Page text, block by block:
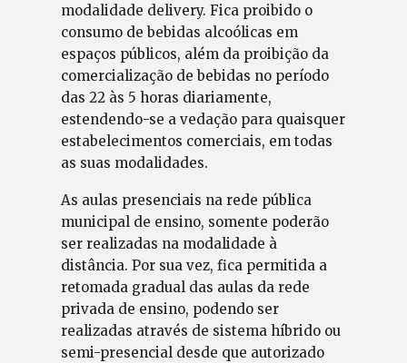
modalidade delivery. Fica proibido o
consumo de bebidas alcoólicas em
espaços públicos, além da proibição da
comercialização de bebidas no período
das 22 às 5 horas diariamente,
estendendo-se a vedação para quaisquer
estabelecimentos comerciais, em todas
as suas modalidades.
As aulas presenciais na rede pública
municipal de ensino, somente poderão
ser realizadas na modalidade à
distância. Por sua vez, fica permitida a
retomada gradual das aulas da rede
privada de ensino, podendo ser
realizadas através de sistema híbrido ou
semi-presencial desde que autorizado